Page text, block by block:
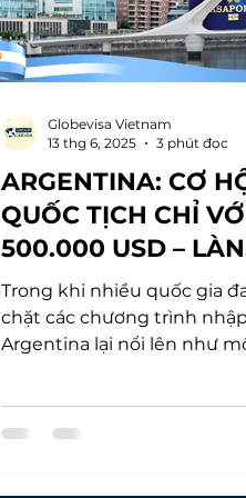
ARGENTINA: CƠ
QUỐC TỊCH CHỈ
500.000 USD – LÀN
SÓNG MỚI CHO
MUỐN ĐỊNH CƯ
Trong khi nhiều quốc gia
chặt các chương trình
Argentina lại nổi lên như
Globevisa Vietnam
13 thg 6, 2025
3 phút đọc